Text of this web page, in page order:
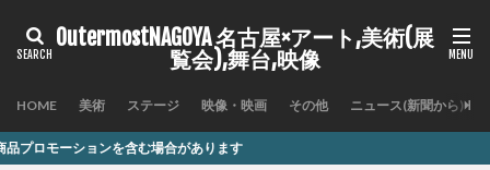
OutermostNAGOYA 名古屋×アート,美術(展
覧会),舞台,映像
HOME 美術 ステージ 映像・映画 その他 ニュース(新聞から)
む場合があります